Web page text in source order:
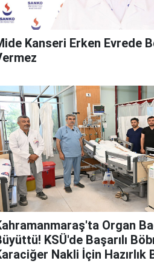
Kanseri Erken Evrede
Organ
KSÜ'de Başarılı
Nakli İçin Hazırlık